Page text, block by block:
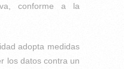
conforme a la
adopta medidas
los datos contra un